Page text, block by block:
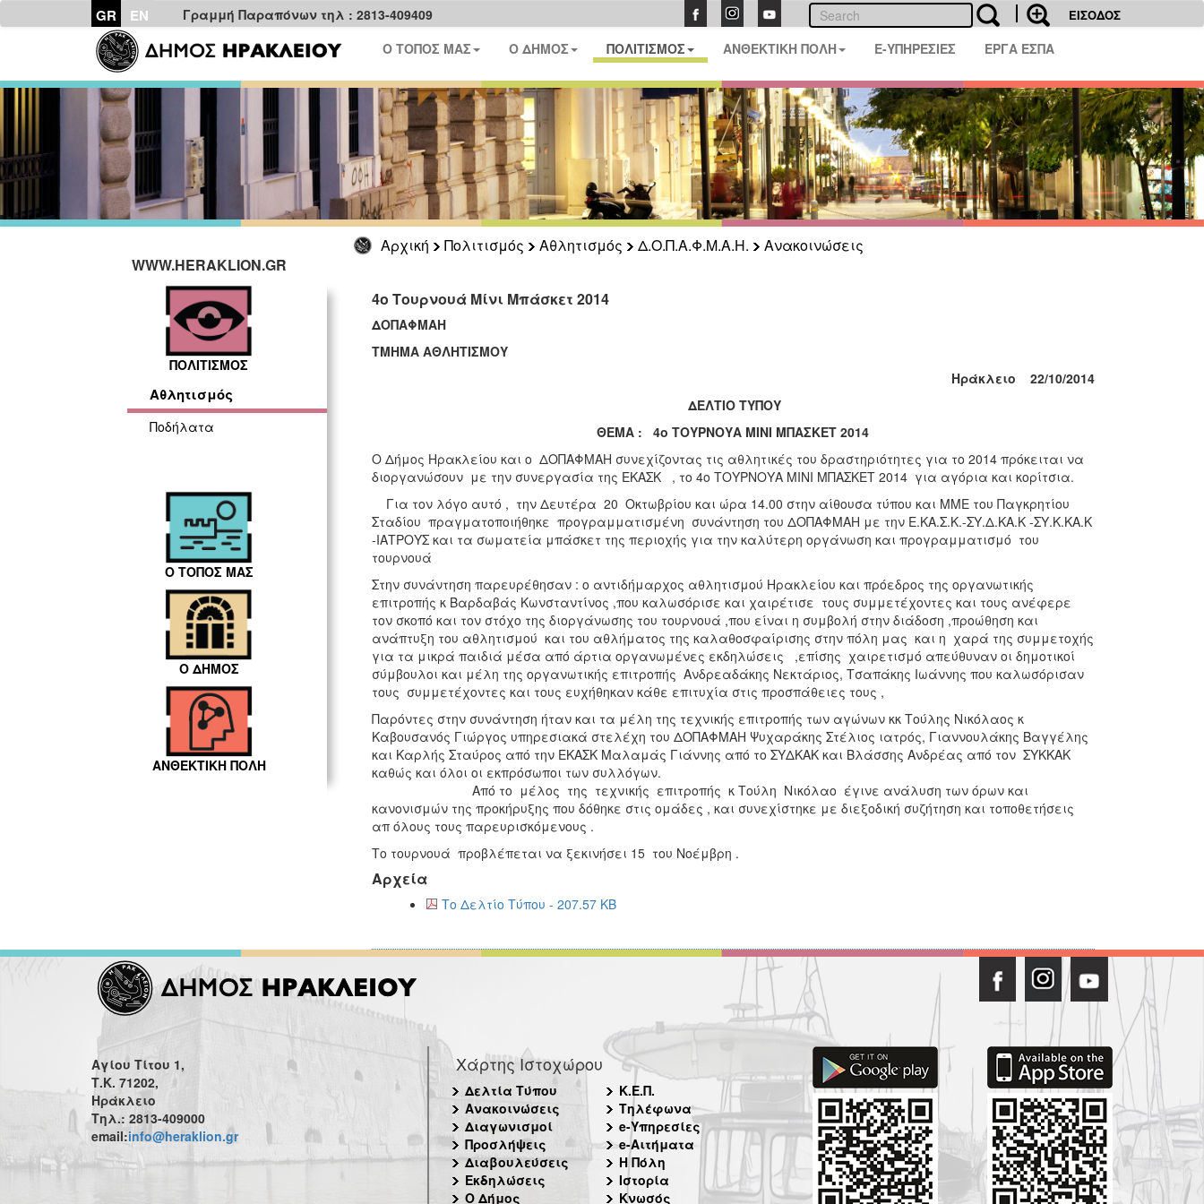
GR EN Γραμμή Παραπόνων τηλ : 2813-409409 ΕΙΣΟΔΟΣ
Ο ΤΟΠΟΣ ΜΑΣ Ο ΔΗΜΟΣ ΠΟΛΙΤΙΣΜΟΣ ΑΝΘΕΚΤΙΚΗ ΠΟΛΗ E-ΥΠΗΡΕΣΙΕΣ ΕΡΓΑ ΕΣΠΑ
Αρχική Πολιτισμός Αθλητισμός Δ.Ο.Π.Α.Φ.Μ.Α.Η.
Ανακοινώσεις
WWW.HERAKLION.GR
ΠΟΛΙΤΙΣΜΟΣ
Αθλητισμός
Ποδήλατα
Ο ΤΟΠΟΣ ΜΑΣ
Ο ΔΗΜΟΣ
ΑΝΘΕΚΤΙΚΗ ΠΟΛΗ
4ο Τουρνουά Μίνι Μπάσκετ 2014
ΔΟΠΑΦΜΑΗ
ΤΜΗΜΑ ΑΘΛΗΤΙΣΜΟΥ
Ηράκλειο 22/10/2014
ΔΕΛΤΙΟ ΤΥΠΟΥ
ΘΕΜΑ : 4ο ΤΟΥΡΝΟΥΑ ΜΙΝΙ ΜΠΑΣΚΕΤ 2014
Ο Δήμος Ηρακλείου και ο ΔΟΠΑΦΜΑΗ συνεχίζοντας τις αθλητικές του δραστηριότητες για το 2014 πρόκειται να
διοργανώσουν με την συνεργασία της ΕΚΑΣΚ , το 4ο ΤΟΥΡΝΟΥΑ ΜΙΝΙ ΜΠΑΣΚΕΤ 2014 για αγόρια και κορίτσια.
Για τον λόγο αυτό , την Δευτέρα 20 Οκτωβρίου και ώρα 14.00 στην αίθουσα τύπου και ΜΜΕ του Παγκρητίου
Σταδίου πραγματοποιήθηκε προγραμματισμένη συνάντηση του ΔΟΠΑΦΜΑΗ με την Ε.ΚΑ.Σ.Κ.-ΣΥ.Δ.ΚΑ.Κ -ΣΥ.Κ.ΚΑ.Κ
-ΙΑΤΡΟΥΣ και τα σωματεία μπάσκετ της περιοχής για την καλύτερη οργάνωση και προγραμματισμό του
τουρνουά
Στην συνάντηση παρευρέθησαν : ο αντιδήμαρχος αθλητισμού Ηρακλείου και πρόεδρος της οργανωτικής
επιτροπής κ Βαρδαβάς Κωνσταντίνος ,που καλωσόρισε και χαιρέτισε τους συμμετέχοντες και τους ανέφερε
τον σκοπό και τον στόχο της διοργάνωσης του τουρνουά ,που είναι η συμβολή στην διάδοση ,προώθηση και
ανάπτυξη του αθλητισμού και του αθλήματος της καλαθοσφαίρισης στην πόλη μας και η χαρά της συμμετοχής
για τα μικρά παιδιά μέσα από άρτια οργανωμένες εκδηλώσεις ,επίσης χαιρετισμό απεύθυναν οι δημοτικοί
σύμβουλοι και μέλη της οργανωτικής επιτροπής Ανδρεαδάκης Νεκτάριος, Τσαπάκης Ιωάννης που καλωσόρισαν
τους συμμετέχοντες και τους ευχήθηκαν κάθε επιτυχία στις προσπάθειες τους ,
Παρόντες στην συνάντηση ήταν και τα μέλη της τεχνικής επιτροπής των αγώνων κκ Τούλης Νικόλαος κ
Καβουσανός Γιώργος υπηρεσιακά στελέχη του ΔΟΠΑΦΜΑΗ Ψυχαράκης Στέλιος ιατρός, Γιαννουλάκης Βαγγέλης
και Καρλής Σταύρος από την ΕΚΑΣΚ Μαλαμάς Γιάννης από το ΣΥΔΚΑΚ και Βλάσσης Ανδρέας από τον ΣΥΚΚΑΚ
καθώς και όλοι οι εκπρόσωποι των συλλόγων.
Από το μέλος της τεχνικής επιτροπής κ Τούλη Νικόλαο έγινε ανάλυση των όρων και
κανονισμών της προκήρυξης που δόθηκε στις ομάδες , και συνεχίστηκε με διεξοδική συζήτηση και τοποθετήσεις
απ όλους τους παρευρισκόμενους .
Το τουρνουά προβλέπεται να ξεκινήσει 15 του Νοέμβρη .
Αρχεία
Το Δελτίο Τύπου - 207.57 KB
Αγίου Τίτου 1,
Τ.Κ. 71202,
Ηράκλειο
Τηλ.: 2813-409000
email:info@heraklion.gr
Χάρτης Ιστοχώρου
Δελτία Τύπου
Ανακοινώσεις
Διαγωνισμοί
Προσλήψεις
Διαβουλεύσεις
Εκδηλώσεις
Ο Δήμος
Κ.Ε.Π.
Τηλέφωνα
e-Υπηρεσίες
e-Αιτήματα
Η Πόλη
Ιστορία
Κνωσός